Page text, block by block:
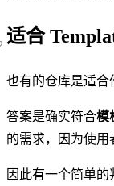
适合
也有的仓库是适合
答案是确实符合模
的需求，因为使用
因此有一个简单的